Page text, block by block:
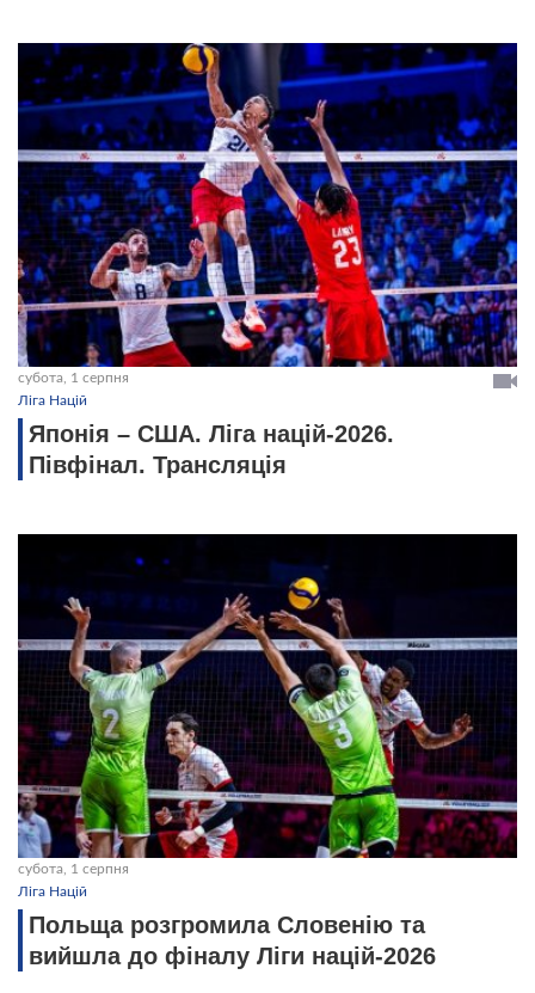
субота, 1 серпня
Ліга Націй
Японія – США. Ліга націй-2026.
Півфінал. Трансляція
субота, 1 серпня
Ліга Націй
Польща розгромила Словенію та
вийшла до фіналу Ліги націй-2026